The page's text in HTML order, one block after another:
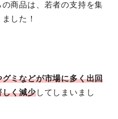
商品は、若者の支持を集
した！
ミなどが市場に多く出回
しく減少してしまいまし